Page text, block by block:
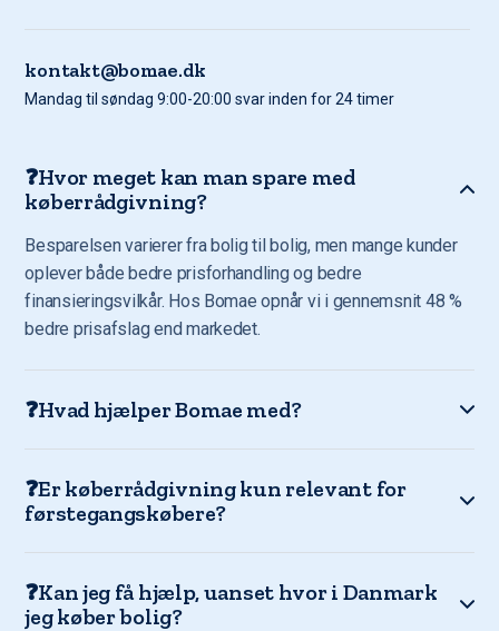
kontakt@bomae.dk
Mandag til søndag 9:00-20:00 svar inden for 24 timer
❓Hvor meget kan man spare med
køberrådgivning?
Besparelsen varierer fra bolig til bolig, men mange kunder
oplever både bedre prisforhandling og bedre
finansieringsvilkår. Hos Bomae opnår vi i gennemsnit 48 %
bedre prisafslag end markedet.
❓Hvad hjælper Bomae med?
❓Er køberrådgivning kun relevant for
førstegangskøbere?
❓Kan jeg få hjælp, uanset hvor i Danmark
jeg køber bolig?